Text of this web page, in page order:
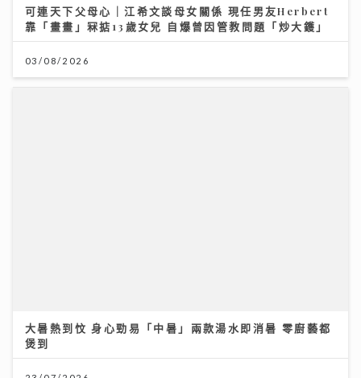
可連天下父母心｜江希文談母女關係 現任男友Herbert
靠「畫畫」冧掂13歲女兒 自爆曾因管教問題「炒大鑊」
03/08/2026
23/07/2026